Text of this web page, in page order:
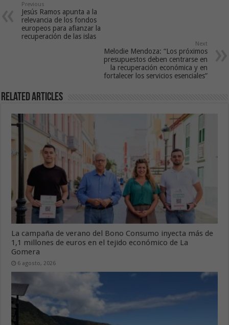
Previous
Jesús Ramos apunta a la
relevancia de los fondos
europeos para afianzar la
recuperación de las islas
Next
Melodie Mendoza: “Los próximos
presupuestos deben centrarse en
la recuperación económica y en
fortalecer los servicios esenciales”
Related Articles
La campaña de verano del Bono Consumo inyecta más de
1,1 millones de euros en el tejido económico de La
Gomera
6 agosto, 2026